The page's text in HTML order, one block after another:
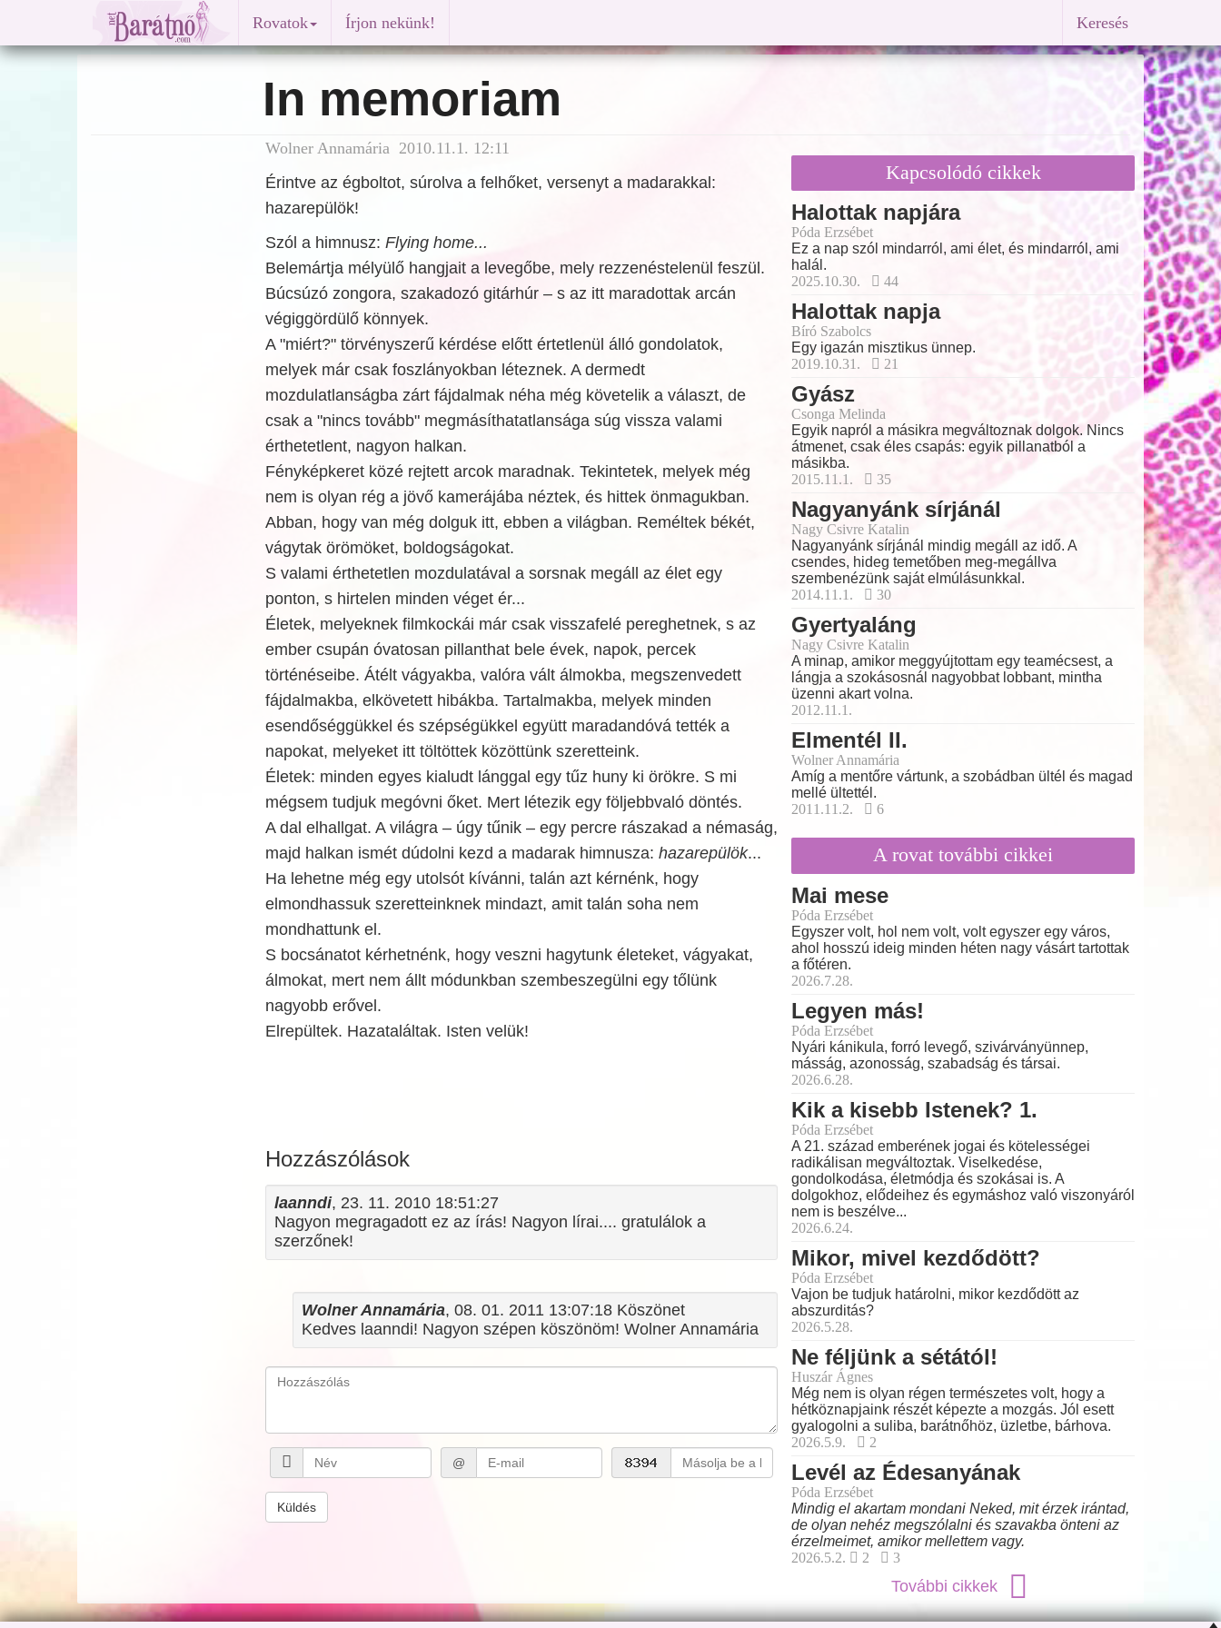
Rovatok Írjon nekünk! Keresés
In memoriam
Wolner Annamária 2010.11.1. 12:11
Érintve az égboltot, súrolva a felhőket, versenyt a madarakkal:
hazarepülök!
Szól a himnusz: Flying home...
Belemártja mélyülő hangjait a levegőbe, mely rezzenéstelenül feszül.
Búcsúzó zongora, szakadozó gitárhúr – s az itt maradottak arcán
végiggördülő könnyek.
A "miért?" törvényszerű kérdése előtt értetlenül álló gondolatok,
melyek már csak foszlányokban léteznek. A dermedt
mozdulatlanságba zárt fájdalmak néha még követelik a választ, de
csak a "nincs tovább" megmásíthatatlansága súg vissza valami
érthetetlent, nagyon halkan.
Fényképkeret közé rejtett arcok maradnak. Tekintetek, melyek még
nem is olyan rég a jövő kamerájába néztek, és hittek önmagukban.
Abban, hogy van még dolguk itt, ebben a világban. Reméltek békét,
vágytak örömöket, boldogságokat.
S valami érthetetlen mozdulatával a sorsnak megáll az élet egy
ponton, s hirtelen minden véget ér...
Életek, melyeknek filmkockái már csak visszafelé pereghetnek, s az
ember csupán óvatosan pillanthat bele évek, napok, percek
történéseibe. Átélt vágyakba, valóra vált álmokba, megszenvedett
fájdalmakba, elkövetett hibákba. Tartalmakba, melyek minden
esendőséggükkel és szépségükkel együtt maradandóvá tették a
napokat, melyeket itt töltöttek közöttünk szeretteink.
Életek: minden egyes kialudt lánggal egy tűz huny ki örökre. S mi
mégsem tudjuk megóvni őket. Mert létezik egy följebbvaló döntés.
A dal elhallgat. A világra – úgy tűnik – egy percre rászakad a némaság,
majd halkan ismét dúdolni kezd a madarak himnusza: hazarepülök...
Ha lehetne még egy utolsót kívánni, talán azt kérnénk, hogy
elmondhassuk szeretteinknek mindazt, amit talán soha nem
mondhattunk el.
S bocsánatot kérhetnénk, hogy veszni hagytunk életeket, vágyakat,
álmokat, mert nem állt módunkban szembeszegülni egy tőlünk
nagyobb erővel.
Elrepültek. Hazataláltak. Isten velük!
Hozzászólások
laanndi, 23. 11. 2010 18:51:27
Nagyon megragadott ez az írás! Nagyon lírai.... gratulálok a
szerzőnek!
Wolner Annamária, 08. 01. 2011 13:07:18 Köszönet
Kedves laanndi! Nagyon szépen köszönöm! Wolner Annamária
@
Küldés
Kapcsolódó cikkek
Halottak napjára
Póda Erzsébet
Ez a nap szól mindarról, ami élet, és mindarról, ami
halál.
2025.10.30.
44
Halottak napja
Bíró Szabolcs
Egy igazán misztikus ünnep.
2019.10.31.
21
Gyász
Csonga Melinda
Egyik napról a másikra megváltoznak dolgok. Nincs
átmenet, csak éles csapás: egyik pillanatból a
másikba.
2015.11.1.
35
Nagyanyánk sírjánál
Nagy Csivre Katalin
Nagyanyánk sírjánál mindig megáll az idő. A
csendes, hideg temetőben meg-megállva
szembenézünk saját elmúlásunkkal.
2014.11.1.
30
Gyertyaláng
Nagy Csivre Katalin
A minap, amikor meggyújtottam egy teamécsest, a
lángja a szokásosnál nagyobbat lobbant, mintha
üzenni akart volna.
2012.11.1.
Elmentél II.
Wolner Annamária
Amíg a mentőre vártunk, a szobádban ültél és magad
mellé ültettél.
2011.11.2.
6
A rovat további cikkei
Mai mese
Póda Erzsébet
Egyszer volt, hol nem volt, volt egyszer egy város,
ahol hosszú ideig minden héten nagy vásárt tartottak
a főtéren.
2026.7.28.
Legyen más!
Póda Erzsébet
Nyári kánikula, forró levegő, szivárványünnep,
másság, azonosság, szabadság és társai.
2026.6.28.
Kik a kisebb Istenek? 1.
Póda Erzsébet
A 21. század emberének jogai és kötelességei
radikálisan megváltoztak. Viselkedése,
gondolkodása, életmódja és szokásai is. A
dolgokhoz, elődeihez és egymáshoz való viszonyáról
nem is beszélve...
2026.6.24.
Mikor, mivel kezdődött?
Póda Erzsébet
Vajon be tudjuk határolni, mikor kezdődött az
abszurditás?
2026.5.28.
Ne féljünk a sétától!
Huszár Ágnes
Még nem is olyan régen természetes volt, hogy a
hétköznapjaink részét képezte a mozgás. Jól esett
gyalogolni a suliba, barátnőhöz, üzletbe, bárhova.
2026.5.9.
2
Levél az Édesanyának
Póda Erzsébet
Mindig el akartam mondani Neked, mit érzek irántad,
de olyan nehéz megszólalni és szavakba önteni az
érzelmeimet, amikor mellettem vagy.
2026.5.2.
2 3
További cikkek